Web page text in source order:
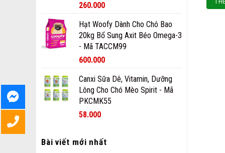
260.000
Hạt Woofy Dành Cho Chó Bao
20kg Bổ Sung Axit Béo Omega-3
- Mã TACCM99
600.000
Canxi Sữa Dê, Vitamin, Dưỡng
Lông Cho Chó Mèo Spirit - Mã
PKCMK55
58.000
Bài viết mới nhất